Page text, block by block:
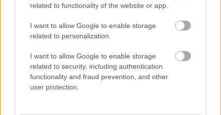
related to functionality of the website or app.
I want to allow Google to enable storage
related to personalization.
I want to allow Google to enable storage
related to security, including authentication
functionality and fraud prevention, and other
user protection.